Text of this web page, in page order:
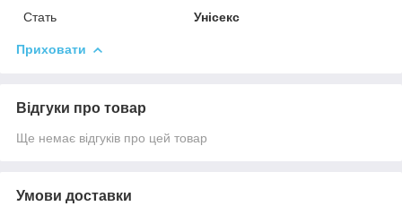
Стать
Унісекс
Приховати
Відгуки про товар
Ще немає відгуків про цей товар
Умови доставки